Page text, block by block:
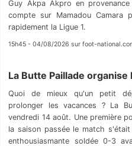
Guy Akpa Akpro en
compte sur Mamadou
rapidement la Ligue 1.
15h45 - 04/08/2026 sur foot-
La Butte Paillade
Quoi de mieux qu'un petit
prolonger les vacances ? La
vendredi 14 août. Une première
la saison passée le match
enthousiasmante soldée 0-3